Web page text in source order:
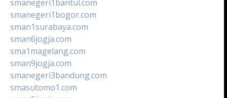
smanegeri1bantul.com
smanegeri1bogor.com
sman1surabaya.com
sman6jogja.com
sma1magelang.com
sman9jogja.com
smanegeri3bandung.com
smasutomo1.com